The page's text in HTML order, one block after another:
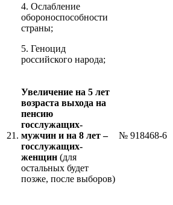
4. Ослабление
обороноспособности
страны;
5. Геноцид
российского народа;
21.
Увеличение на 5 лет
возраста выхода на
пенсию
госслужащих-
мужчин и на 8 лет –
госслужащих-
женщин (для
остальных будет
позже, после выборов)
№ 918468-6